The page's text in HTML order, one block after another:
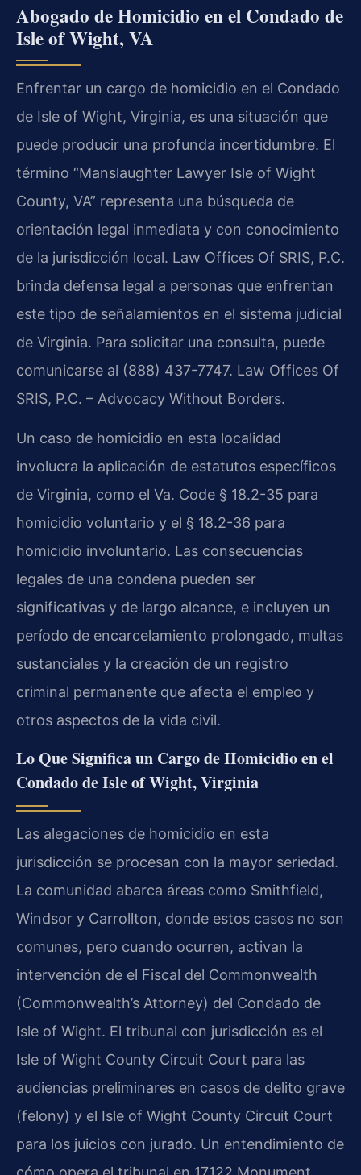
Abogado de Homicidio en el Condado de
Isle of Wight, VA
Enfrentar un cargo de homicidio en el Condado
de Isle of Wight, Virginia, es una situación que
puede producir una profunda incertidumbre. El
término “Manslaughter Lawyer Isle of Wight
County, VA” representa una búsqueda de
orientación legal inmediata y con conocimiento
de la jurisdicción local. Law Offices Of SRIS, P.C.
brinda defensa legal a personas que enfrentan
este tipo de señalamientos en el sistema judicial
de Virginia. Para solicitar una consulta, puede
comunicarse al (888) 437-7747. Law Offices Of
SRIS, P.C. – Advocacy Without Borders.
Un caso de homicidio en esta localidad
involucra la aplicación de estatutos específicos
de Virginia, como el Va. Code § 18.2-35 para
homicidio voluntario y el § 18.2-36 para
homicidio involuntario. Las consecuencias
legales de una condena pueden ser
significativas y de largo alcance, e incluyen un
período de encarcelamiento prolongado, multas
sustanciales y la creación de un registro
criminal permanente que afecta el empleo y
otros aspectos de la vida civil.
Lo Que Significa un Cargo de Homicidio en el
Condado de Isle of Wight, Virginia
Las alegaciones de homicidio en esta
jurisdicción se procesan con la mayor seriedad.
La comunidad abarca áreas como Smithfield,
Windsor y Carrollton, donde estos casos no son
comunes, pero cuando ocurren, activan la
intervención de el Fiscal del Commonwealth
(Commonwealth’s Attorney) del Condado de
Isle of Wight. El tribunal con jurisdicción es el
Isle of Wight County Circuit Court para las
audiencias preliminares en casos de delito grave
(felony) y el Isle of Wight County Circuit Court
para los juicios con jurado. Un entendimiento de